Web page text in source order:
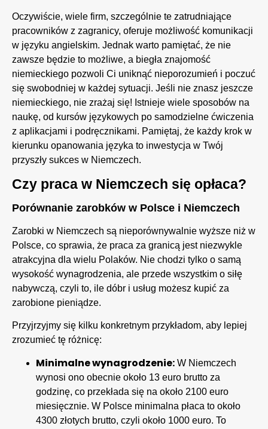
Oczywiście, wiele firm, szczególnie te zatrudniające
pracowników z zagranicy, oferuje możliwość komunikacji
w języku angielskim. Jednak warto pamiętać, że nie
zawsze będzie to możliwe, a biegła znajomość
niemieckiego pozwoli Ci uniknąć nieporozumień i poczuć
się swobodniej w każdej sytuacji. Jeśli nie znasz jeszcze
niemieckiego, nie zrażaj się! Istnieje wiele sposobów na
naukę, od kursów językowych po samodzielne ćwiczenia
z aplikacjami i podręcznikami. Pamiętaj, że każdy krok w
kierunku opanowania języka to inwestycja w Twój
przyszły sukces w Niemczech.
Czy praca w Niemczech się opłaca?
Porównanie zarobków w Polsce i Niemczech
Zarobki w Niemczech są nieporównywalnie wyższe niż w
Polsce, co sprawia, że praca za granicą jest niezwykle
atrakcyjna dla wielu Polaków. Nie chodzi tylko o samą
wysokość wynagrodzenia, ale przede wszystkim o siłę
nabywczą, czyli to, ile dóbr i usług możesz kupić za
zarobione pieniądze.
Przyjrzyjmy się kilku konkretnym przykładom, aby lepiej
zrozumieć tę różnicę:
Minimalne wynagrodzenie: W Niemczech
wynosi ono obecnie około 13 euro brutto za
godzinę, co przekłada się na około 2100 euro
miesięcznie. W Polsce minimalna płaca to około
4300 złotych brutto, czyli około 1000 euro. To